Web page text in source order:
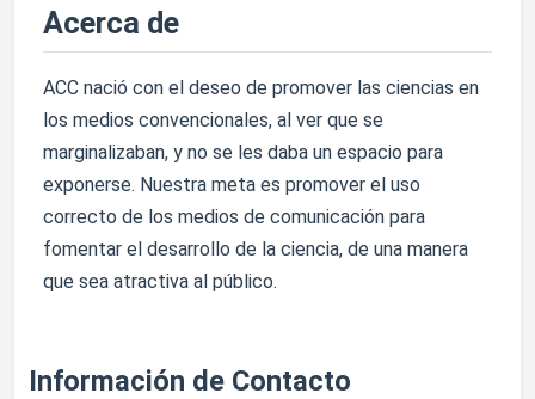
Acerca de
ACC nació con el deseo de promover las ciencias en
los medios convencionales, al ver que se
marginalizaban, y no se les daba un espacio para
exponerse. Nuestra meta es promover el uso
correcto de los medios de comunicación para
fomentar el desarrollo de la ciencia, de una manera
que sea atractiva al público.
Información de Contacto